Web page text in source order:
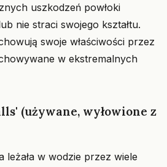
uszkodzeń powłoki
nie straci swojego kształtu.
swoje właściwości przez
w ekstremalnych
(używane, wyłowione z
leżała w wodzie przez wiele